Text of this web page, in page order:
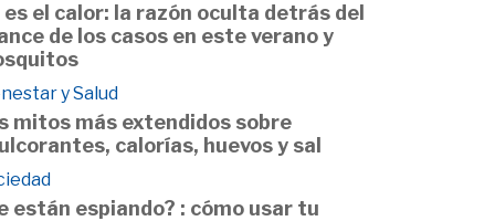
es el calor: la razón oculta detrás del
de los casos en este verano y
y Salud
mitos más extendidos sobre
calorías, huevos y sal
están espiando? : cómo usar tu